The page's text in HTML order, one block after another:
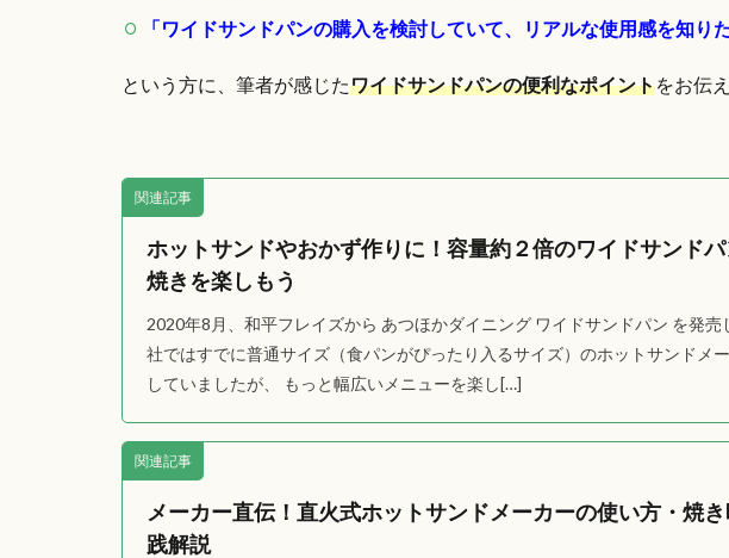
「ワイドサンドパンの購入を検討していて、リアルな使用感を知りた
という方に、筆者が感じたワイドサンドパンの便利なポイントをお伝
関連記事
ホットサンドやおかず作りに！容量約２倍のワイドサンド
焼きを楽しもう
2020年8月、和平フレイズから あつほかダイニング ワイドサンドパン を発売
社ではすでに普通サイズ（食パンがぴったり入るサイズ）のホットサンドメ
していましたが、 もっと幅広いメニューを楽し[…]
関連記事
メーカー直伝！直火式ホットサンドメーカーの使い方・焼
践解説